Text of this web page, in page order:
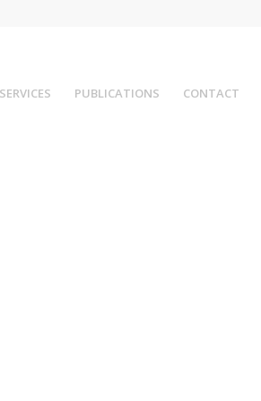
SERVICES PUBLICATIONS CONTACT